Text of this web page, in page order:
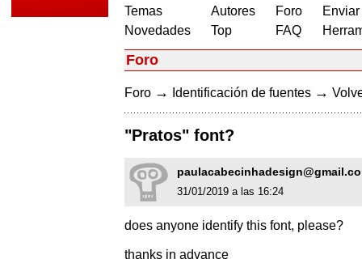
Temas
Novedades
Autores
Top
Foro
FAQ
Foro
Foro → Identificación de fuentes →
"Pratos" font?
31/01/2019 a las 16:24
does anyone identify this font, please?
thanks in advance